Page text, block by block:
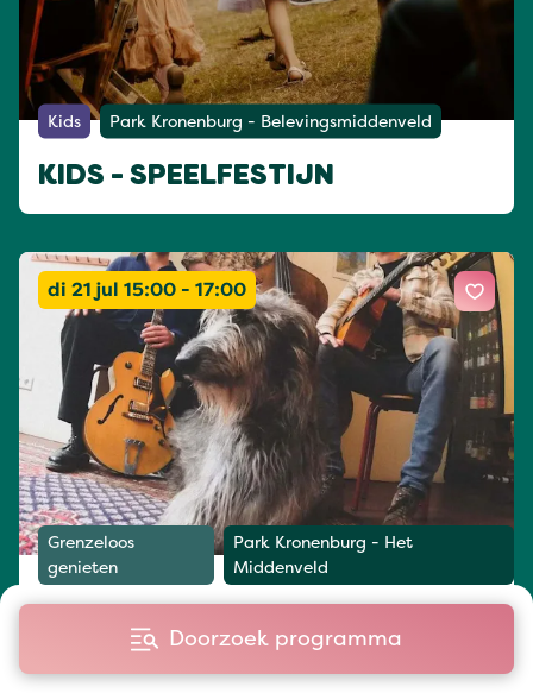
Kids Park Kronenburg - Belevingsmiddenveld
KIDS - SPEELFESTIJN
di 21 jul 15:00 - 17:00
Grenzeloos
genieten
Park Kronenburg - Het
Middenveld
WET SPAGHETTI
Doorzoek programma